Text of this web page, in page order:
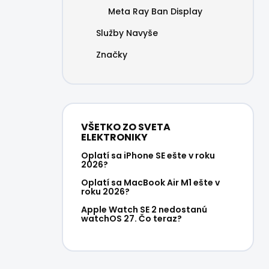
Meta Ray Ban Display
Služby Navyše
Značky
VŠETKO ZO SVETA
ELEKTRONIKY
Oplatí sa iPhone SE ešte v roku
2026?
Oplatí sa MacBook Air M1 ešte v
roku 2026?
Apple Watch SE 2 nedostanú
watchOS 27. Čo teraz?